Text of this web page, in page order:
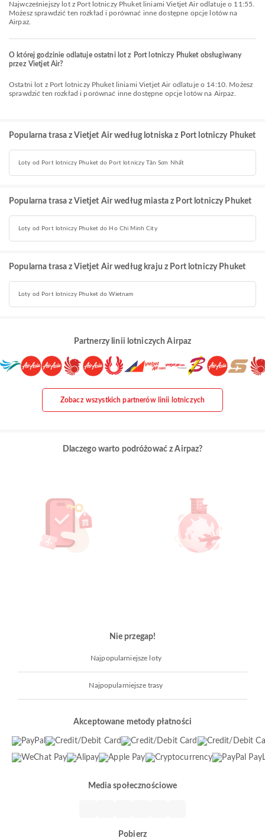
Najwcześniejszy lot z Port lotniczy Phuket liniami Vietjet Air odlatuje o 11:55.
Możesz sprawdzić ten rozkład i porównać inne dostępne opcje lotów na
Airpaz.
O której godzinie odlatuje ostatni lot z Port lotniczy Phuket obsługiwany
przez Vietjet Air?
Ostatni lot z Port lotniczy Phuket liniami Vietjet Air odlatuje o 14:10. Możesz
sprawdzić ten rozkład i porównać inne dostępne opcje lotów na Airpaz.
Popularna trasa z Vietjet Air według lotniska z Port lotniczy Phuket
Loty od Port lotniczy Phuket do Port lotniczy Tân Sơn Nhất
Popularna trasa z Vietjet Air według miasta z Port lotniczy Phuket
Loty od Port lotniczy Phuket do Ho Chi Minh City
Popularna trasa z Vietjet Air według kraju z Port lotniczy Phuket
Loty od Port lotniczy Phuket do Wietnam
Partnerzy linii lotniczych Airpaz
Zobacz wszystkich partnerów linii lotniczych
Dlaczego warto podróżować z Airpaz?
Nie przegap!
Najpopularniejsze loty
Najpopularniejsze trasy
Akceptowane metody płatności
Media społecznościowe
Pobierz